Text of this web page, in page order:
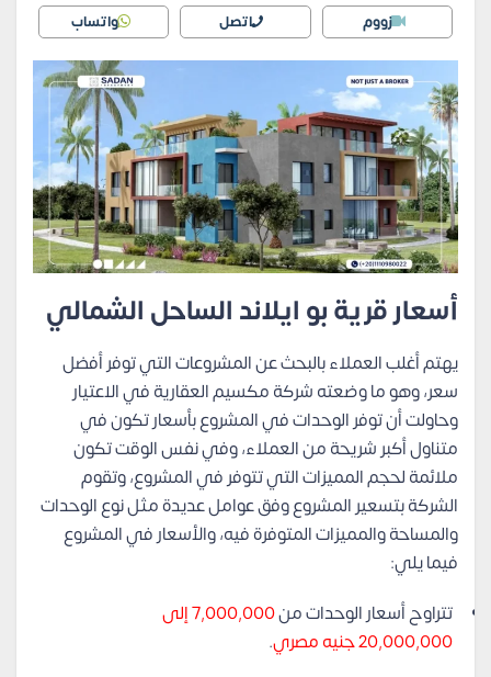
زووم اتصل واتساب
أسعار قرية بو ايلاند الساحل الشمالي
يهتم أغلب العملاء بالبحث عن المشروعات التي توفر أفضل
سعر، وهو ما وضعته شركة مكسيم العقارية في الاعتيار
وحاولت أن توفر الوحدات في المشروع بأسعار تكون في
متناول أكبر شريحة من العملاء، وفي نفس الوقت تكون
ملائمة لحجم المميزات التي تتوفر في المشروع، وتقوم
الشركة بتسعير المشروع وفق عوامل عديدة مثل نوع الوحدات
والمساحة والمميزات المتوفرة فيه، والأسعار في المشروع
فيما يلي:
تتراوح أسعار الوحدات من
7,000,000 إلى
20,000,000 جنيه مصري
.